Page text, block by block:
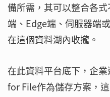
備所需，其可以整合各
端、Edge端、伺服器端
在這個資料湖內收攏。
在此資料平台底下，企
for File作為儲存方案，